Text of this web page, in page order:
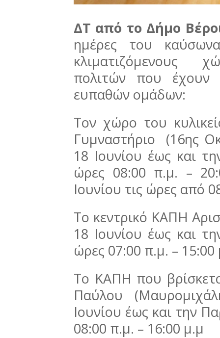
ΔΤ από το Δήμο
ημέρες του
κλιματιζόμενους
πολιτών που έχουν
ευπαθών ομάδων:
Τον χώρο του
Γυμναστήριο (16ης
18 Ιουνίου έως και
ώρες 08:00 π.μ. –
Ιουνίου τις ώρες από
Το κεντρικό ΚΑΠΗ
18 Ιουνίου έως και
ώρες 07:00 π.μ. – 15:00
Το ΚΑΠΗ που
Παύλου
Ιουνίου έως και την
08:00 π.μ. – 16:00 μ.μ